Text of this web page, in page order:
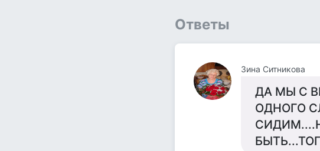
Ответы
Зина Ситникова
ДА МЫ С
ОДНОГО